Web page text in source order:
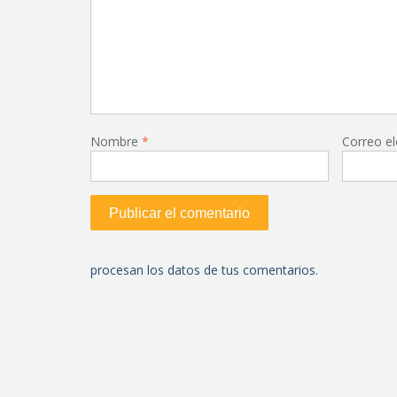
Nombre * Correo
procesan los datos de tus comentarios.